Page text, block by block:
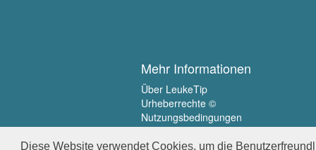
Diese Website verwendet Cookies, um die
Mehr Informationen
Über LeukeTip
Urheberrechte ©
Nutzungsbedingungen
Privatsphäre